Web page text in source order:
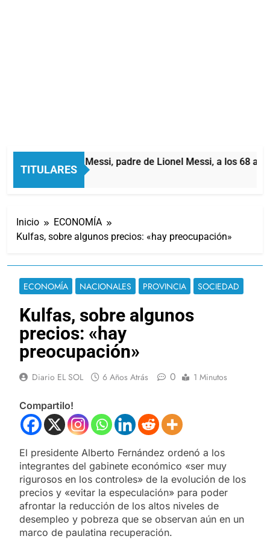
TITULARES
Murió Jorge Messi, padre de Lionel Messi, a los 68 años
1 Hora Atrás
Inicio
ECONOMÍA
Kulfas, sobre algunos precios: «hay preocupación»
ECONOMÍA NACIONALES PROVINCIA SOCIEDAD
Kulfas, sobre algunos
precios: «hay
preocupación»
Diario EL SOL 6 Años Atrás 0 1 Minutos
Compartilo!
El presidente Alberto Fernández ordenó a los
integrantes del gabinete económico «ser muy
rigurosos en los controles» de la evolución de los
precios y «evitar la especulación» para poder
afrontar la reducción de los altos niveles de
desempleo y pobreza que se observan aún en un
marco de paulatina recuperación.